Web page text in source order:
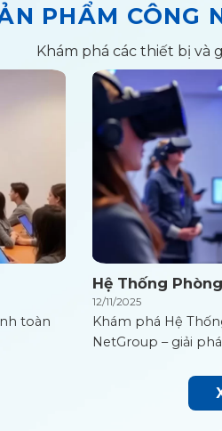
PHẨM CÔNG
Khám phá các thiết bị và
toàn
Hệ Thống
12/11/2025
Khám phá Hệ
NetGroup – giải